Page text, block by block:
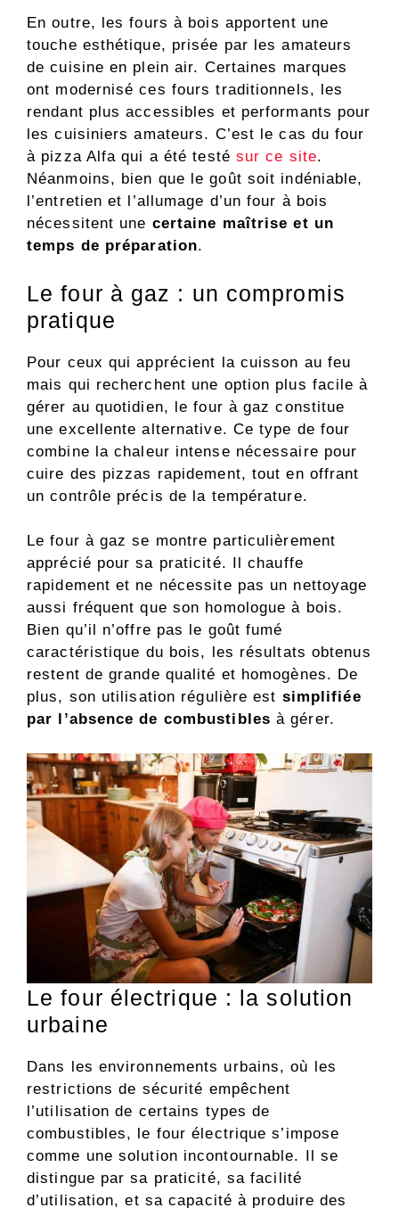
En outre, les fours à bois apportent une
touche esthétique, prisée par les amateurs
de cuisine en plein air. Certaines marques
ont modernisé ces fours traditionnels, les
rendant plus accessibles et performants pour
les cuisiniers amateurs. C’est le cas du four
à pizza Alfa qui a été testé sur ce site.
Néanmoins, bien que le goût soit indéniable,
l’entretien et l’allumage d’un four à bois
nécessitent une certaine maîtrise et un
temps de préparation.
Le four à gaz : un compromis
pratique
Pour ceux qui apprécient la cuisson au feu
mais qui recherchent une option plus facile à
gérer au quotidien, le four à gaz constitue
une excellente alternative. Ce type de four
combine la chaleur intense nécessaire pour
cuire des pizzas rapidement, tout en offrant
un contrôle précis de la température.
Le four à gaz se montre particulièrement
apprécié pour sa praticité. Il chauffe
rapidement et ne nécessite pas un nettoyage
aussi fréquent que son homologue à bois.
Bien qu’il n’offre pas le goût fumé
caractéristique du bois, les résultats obtenus
restent de grande qualité et homogènes. De
plus, son utilisation régulière est simplifiée
par l’absence de combustibles à gérer.
Le four électrique : la solution
urbaine
Dans les environnements urbains, où les
restrictions de sécurité empêchent
l’utilisation de certains types de
combustibles, le four électrique s’impose
comme une solution incontournable. Il se
distingue par sa praticité, sa facilité
d’utilisation, et sa capacité à produire des